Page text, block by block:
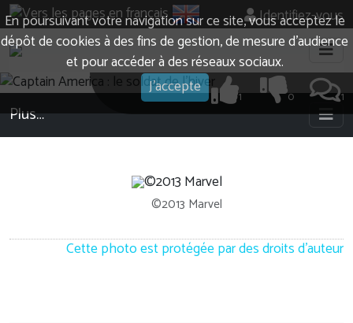
En poursuivant votre navigation sur ce site, vous acceptez le
dépôt de cookies à des fins de gestion, de mesure d’audience
et pour accéder à des réseaux sociaux.
J'accepte
Identifiez-vous
1
0
1
Plus…
©2013 Marvel
Cette photo est protégée par des droits d'auteur